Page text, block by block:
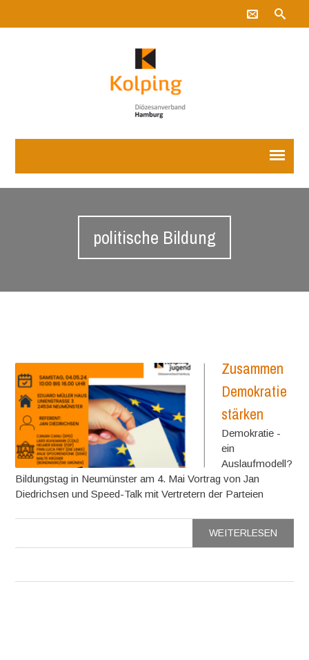
politische Bildung
Zusammen
Demokratie
stärken
Demokratie -
ein
Auslaufmodell?
Bildungstag in Neumünster am 4. Mai Vortrag von Jan
Diedrichsen und Speed-Talk mit Vertretern der Parteien
WEITERLESEN